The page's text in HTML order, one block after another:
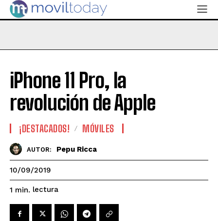
iPhone 11 Pro, la
revolución de Apple
¡DESTACADOS! MÓVILES
AUTOR: Pepu Ricca
10/09/2019
1 min. lectura